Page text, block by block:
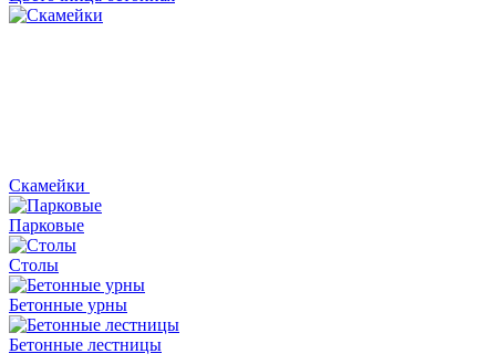
Скамейки
Парковые
Столы
Бетонные урны
Бетонные лестницы